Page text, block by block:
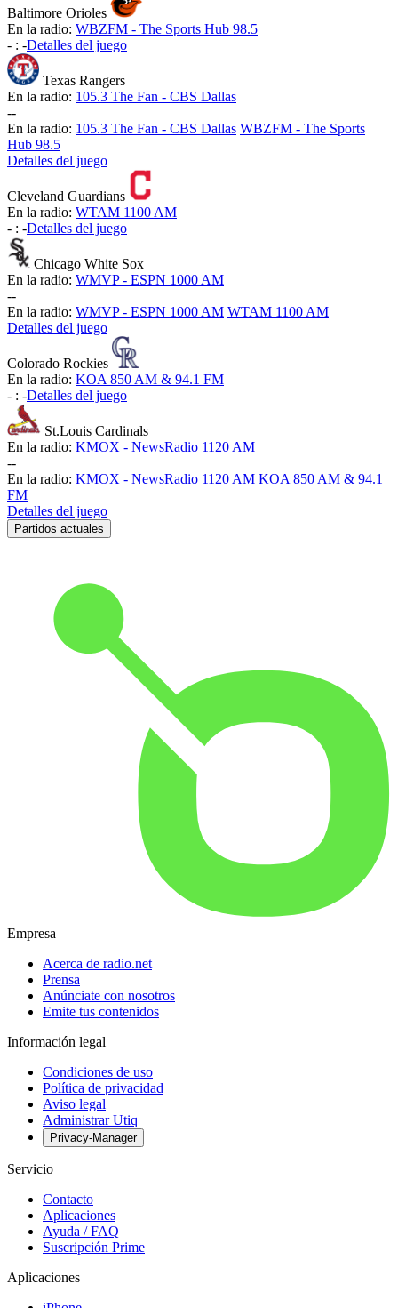
Baltimore Orioles
En la radio: WBZFM - The Sports Hub 98.5
- : -Detalles del juego
Texas Rangers
En la radio: 105.3 The Fan - CBS Dallas
--
En la radio: 105.3 The Fan - CBS Dallas WBZFM - The Sports
Hub 98.5
Detalles del juego
Cleveland Guardians
En la radio: WTAM 1100 AM
- : -Detalles del juego
Chicago White Sox
En la radio: WMVP - ESPN 1000 AM
--
En la radio: WMVP - ESPN 1000 AM WTAM 1100 AM
Detalles del juego
Colorado Rockies
En la radio: KOA 850 AM & 94.1 FM
- : -Detalles del juego
St.Louis Cardinals
En la radio: KMOX - NewsRadio 1120 AM
--
En la radio: KMOX - NewsRadio 1120 AM KOA 850 AM & 94.1
FM
Detalles del juego
Partidos actuales
Empresa
Acerca de radio.net
Prensa
Anúnciate con nosotros
Emite tus contenidos
Información legal
Condiciones de uso
Política de privacidad
Aviso legal
Administrar Utiq
Privacy-Manager
Servicio
Contacto
Aplicaciones
Ayuda / FAQ
Suscripción Prime
Aplicaciones